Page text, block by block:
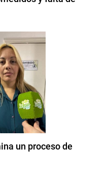
un proceso de